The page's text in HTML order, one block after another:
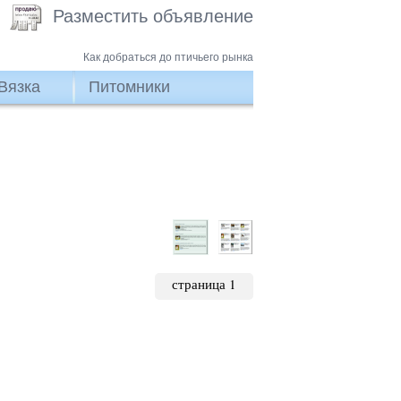
Разместить объявление
Как добраться до птичьего рынка
Питомники
страница 1